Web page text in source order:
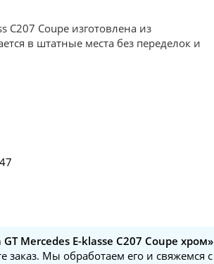
C207 Coupe изготовлена из
в штатные места без переделок и
Mercedes E-klasse C207 Coupe хром»
заказ. Мы обработаем его и свяжемся с